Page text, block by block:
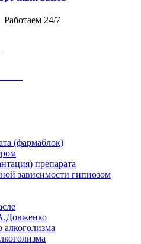
Работаем 24/7
(фармаблок)
препарата
зависимости гипнозом
алкоголизма